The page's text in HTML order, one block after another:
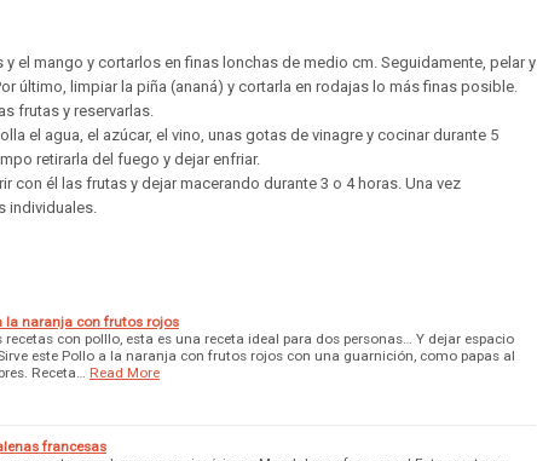
y el mango y cortarlos en finas lonchas de medio cm. Seguidamente, pelar y
último, limpiar la piña (ananá) y cortarla en rodajas lo más finas posible.
frutas y reservarlas.
el agua, el azúcar, el vino, unas gotas de vinagre y cocinar durante 5
retirarla del fuego y dejar enfriar.
con él las frutas y dejar macerando durante 3 o 4 horas. Una vez
individuales.
la naranja con frutos rojos
recetas con polllo, esta es una receta ideal para dos personas… Y dejar espacio
este Pollo a la naranja con frutos rojos con una guarnición, como papas al
Receta…
Read More
francesas